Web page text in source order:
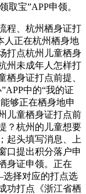
取宝”APP申领。
、杭州栖身证打
人正在杭州栖身地
打点杭州儿童栖身
州未成年人怎样打
栖身证打点前提、
中的“我的证
够正在栖身地申
儿童栖身证打点前
？杭州的儿童想要
起头填写消息、上
口提出积分落户申
身证申领。正在
择对应的打点选
功打点《浙江省栖